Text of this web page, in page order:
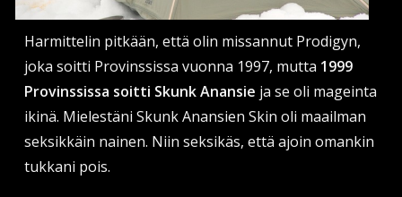
Harmittelin pitkään, että olin missannut Prodigyn,
joka soitti Provinssissa vuonna 1997, mutta 1999
Provinssissa soitti Skunk Anansie ja se oli mageinta
ikinä. Mielestäni Skunk Anansien Skin oli maailman
seksikkäin nainen. Niin seksikäs, että ajoin omankin
tukkani pois.